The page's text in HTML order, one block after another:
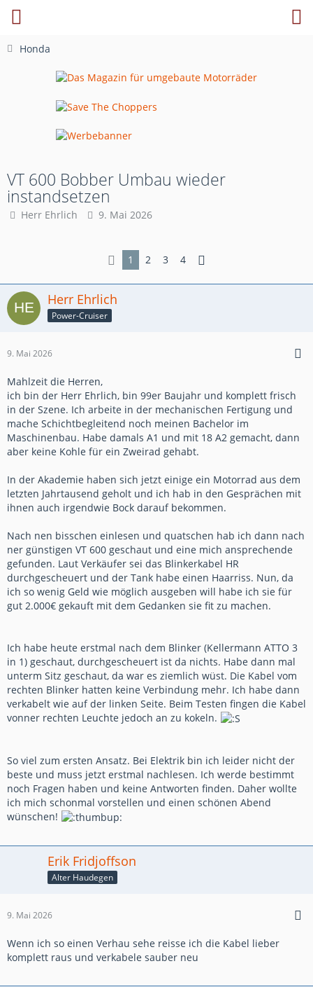
Honda
VT 600 Bobber Umbau wieder
instandsetzen
Herr Ehrlich 9. Mai 2026
1 2 3 4
Herr Ehrlich
Power-Cruiser
9. Mai 2026
Mahlzeit die Herren,
ich bin der Herr Ehrlich, bin 99er Baujahr und komplett frisch
in der Szene. Ich arbeite in der mechanischen Fertigung und
mache Schichtbegleitend noch meinen Bachelor im
Maschinenbau. Habe damals A1 und mit 18 A2 gemacht, dann
aber keine Kohle für ein Zweirad gehabt.
In der Akademie haben sich jetzt einige ein Motorrad aus dem
letzten Jahrtausend geholt und ich hab in den Gesprächen mit
ihnen auch irgendwie Bock darauf bekommen.
Nach nen bisschen einlesen und quatschen hab ich dann nach
ner günstigen VT 600 geschaut und eine mich ansprechende
gefunden. Laut Verkäufer sei das Blinkerkabel HR
durchgescheuert und der Tank habe einen Haarriss. Nun, da
ich so wenig Geld wie möglich ausgeben will habe ich sie für
gut 2.000€ gekauft mit dem Gedanken sie fit zu machen.
Ich habe heute erstmal nach dem Blinker (Kellermann ATTO 3
in 1) geschaut, durchgescheuert ist da nichts. Habe dann mal
unterm Sitz geschaut, da war es ziemlich wüst. Die Kabel vom
rechten Blinker hatten keine Verbindung mehr. Ich habe dann
verkabelt wie auf der linken Seite. Beim Testen fingen die Kabel
vonner rechten Leuchte jedoch an zu kokeln.
So viel zum ersten Ansatz. Bei Elektrik bin ich leider nicht der
beste und muss jetzt erstmal nachlesen. Ich werde bestimmt
noch Fragen haben und keine Antworten finden. Daher wollte
ich mich schonmal vorstellen und einen schönen Abend
wünschen!
Erik Fridjoffson
Alter Haudegen
9. Mai 2026
Wenn ich so einen Verhau sehe reisse ich die Kabel lieber
komplett raus und verkabele sauber neu